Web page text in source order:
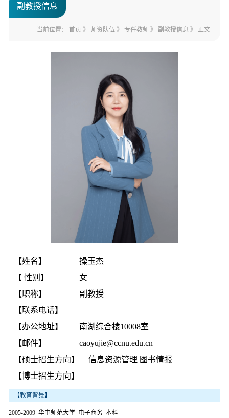
副教授信息
当前位置：首页 》 师资队伍 》专任教师 》 副教授信息 》 正文
【姓名】
操玉杰
【 性别】
女
【职称】
副教授
【联系电话】
【办公地址】
南湖综合楼10008室
【邮件】
caoyujie@ccnu.edu.cn
【硕士招生方向】
信息资源管理 图书情报
【博士招生方向】
【教育背景】
2005-2009 华中师范大学 电子商务 本科